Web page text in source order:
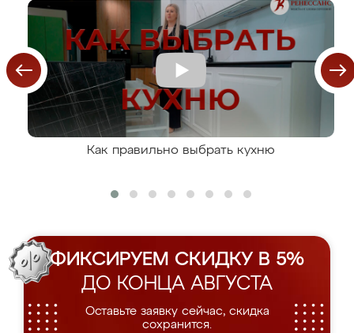
Как правильно выбрать кухню
ФИКСИРУЕМ СКИДКУ В 5%
ДО КОНЦА АВГУСТА
Оставьте заявку сейчас, скидка
сохранится.